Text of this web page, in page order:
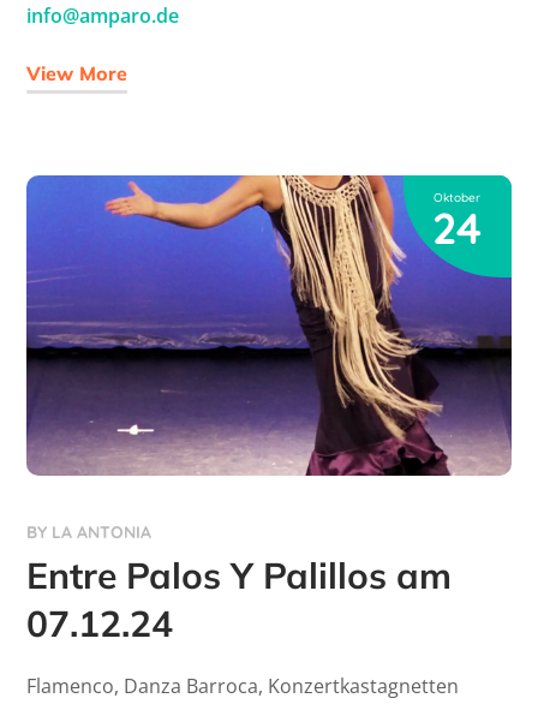
info@amparo.de
View More
Oktober
24
BY LA ANTONIA
Entre Palos Y Palillos am
07.12.24
Flamenco, Danza Barroca, Konzertkastagnetten